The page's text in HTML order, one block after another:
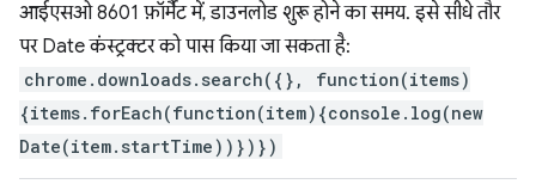
आईएसओ 8601 फ़ॉर्मैट में, डाउनलोड शुरू होने का समय. इसे सीधे तौर
पर Date कंस्ट्रक्टर को पास किया जा सकता है:
chrome.downloads.search({}, function(items)
{items.forEach(function(item){console.log(new
Date(item.startTime))})})